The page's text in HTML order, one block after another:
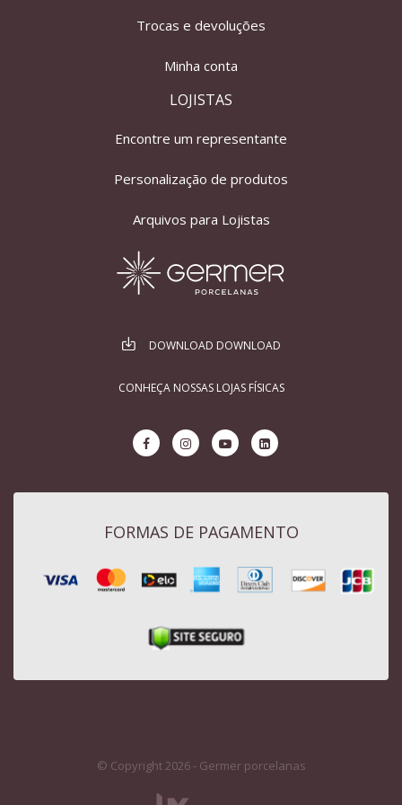
Trocas e devoluções
Minha conta
LOJISTAS
Encontre um representante
Personalização de produtos
Arquivos para Lojistas
DOWNLOAD DOWNLOAD
CONHEÇA NOSSAS LOJAS FÍSICAS
FORMAS DE PAGAMENTO
© Copyright 2026 - Germer porcelanas